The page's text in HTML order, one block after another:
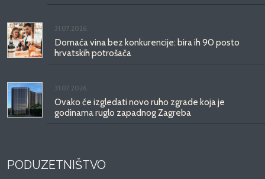
31.07.2026.
Domaća vina bez konkurencije: bira ih 90 posto
hrvatskih potrošača
31.07.2026.
Ovako će izgledati novo ruho zgrade koja je
godinama ruglo zapadnog Zagreba
PODUZETNIŠTVO